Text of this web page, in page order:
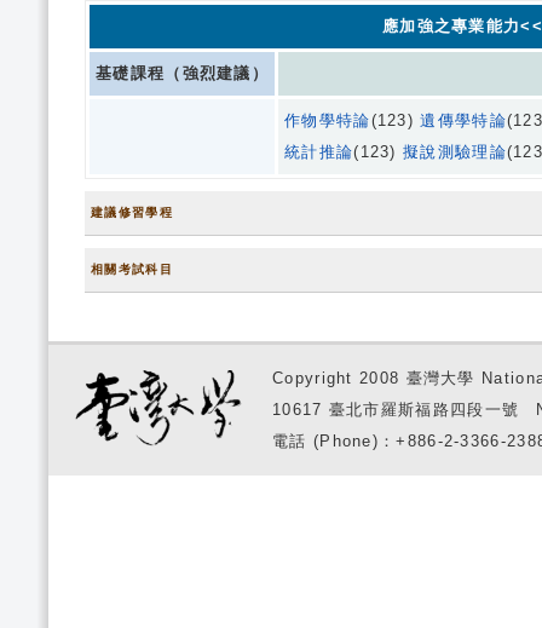
應加強之專業能力
基礎課程（強烈建議）
作物學特論(123)遺傳學特論
統計推論(123)擬說測驗理論
建議修習學程
相關考試科目
Copyright 2008 臺灣大學
10617 臺北市羅斯福路四段一
電話 (Phone)：+886-2-3366-